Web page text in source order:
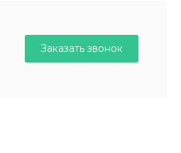
Заказать звонок